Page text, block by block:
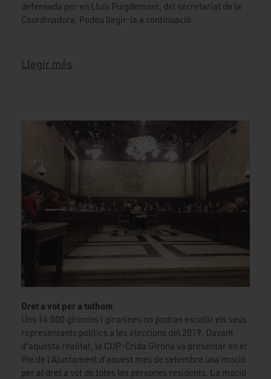
defensada per en Lluís Puigdemont, del secretariat de la
Coordinadora. Podeu llegir-la a continuació.
Llegir més
Dret a vot per a tothom
Uns 14.000 gironins i gironines no podran escollir els seus
representants polítics a les eleccions del 2019. Davant
d'aquesta realitat, la CUP-Crida Girona va presentar en el
Ple de l'Ajuntament d'aquest mes de setembre una moció
per al dret a vot de totes les persones residents. La moció